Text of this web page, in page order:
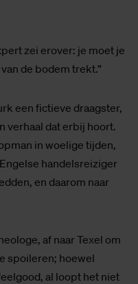
zei erover: je moet je
de bodem trekt.”
een fictieve draagster,
verhaal dat erbij hoort.
in woelige tijden,
handelsreiziger
en daarom naar
af naar Texel om
spoileren; hoewel
al loopt het niet